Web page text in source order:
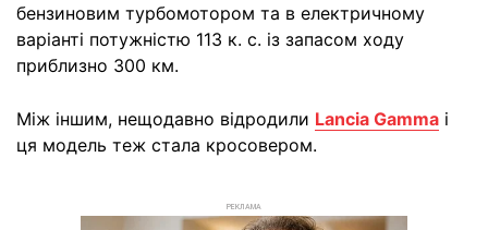
бензиновим турбомотором та в електричному
варіанті потужністю 113 к. с. із запасом ходу
приблизно 300 км.
Між іншим, нещодавно відродили Lancia Gamma і
ця модель теж стала кросовером.
РЕКЛАМА